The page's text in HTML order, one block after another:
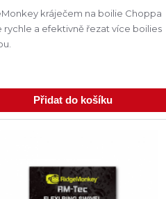
kráječem na boilie Choppa
rychle a efektivně řezat více boilies
Přidat do košíku